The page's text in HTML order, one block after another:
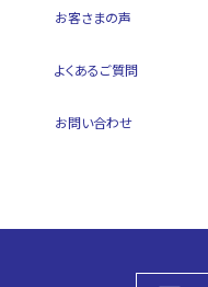
お客さまの声
よくあるご質問
お問い合わせ